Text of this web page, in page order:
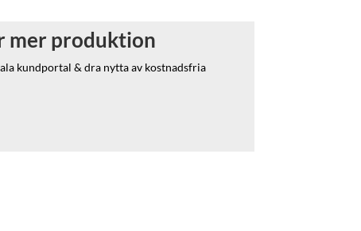
mer produktion
kundportal & dra nytta av kostnadsfria